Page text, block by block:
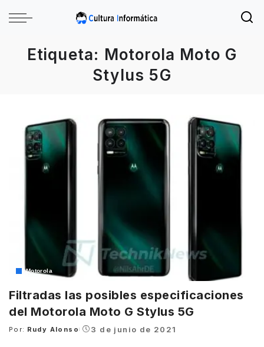
Etiqueta: Motorola Moto G
Stylus 5G
Motorola
Filtradas las posibles especificaciones
del Motorola Moto G Stylus 5G
Posted
Por: Rudy Alonso 3 de junio de 2021